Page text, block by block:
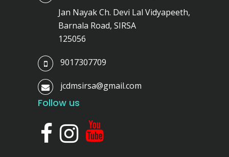
Jan Nayak Ch. Devi Lal Vidyapeeth,
Barnala Road, SIRSA
125056
9017307709
jcdmsirsa@gmail.com
Follow us